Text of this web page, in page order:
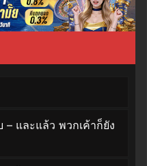
– และแล้ว พวกเค้าก็ยัง